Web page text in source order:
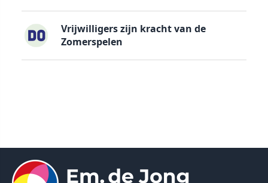
Vrijwilligers zijn kracht van de
Zomerspelen